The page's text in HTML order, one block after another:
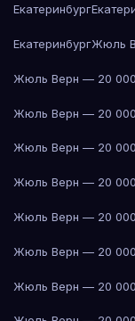
Екатеринбург
ЕкатеринбургЖюль
Жюль Верн — 20
Жюль Верн — 20
Жюль Верн — 20
Жюль Верн — 20
Жюль Верн — 20
Жюль Верн — 20
Жюль Верн — 20